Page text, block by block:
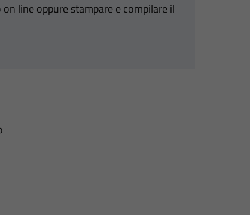
line oppure stampare e compilare il